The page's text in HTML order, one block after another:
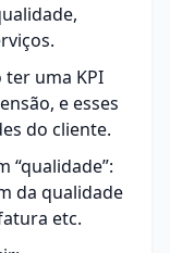
ter uma KPI
e esses
do cliente.
“qualidade”:
da qualidade
etc.